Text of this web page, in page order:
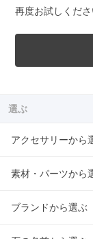
再度お試しくださ
選ぶ
アクセサリーから
素材・パーツから
ブランドから選ぶ